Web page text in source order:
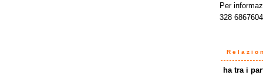
Per
328
ha tra i